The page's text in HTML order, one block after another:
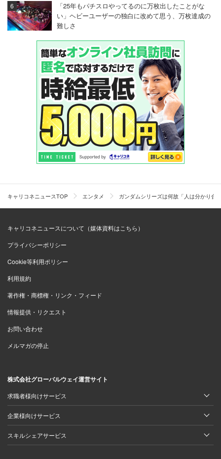
「25年もパチスロやってるのに万枚出したことがな
い」ヘビーユーザーの独白に改めて思う、万枚達成の
難しさ
キャリコネニュースTOP エンタメ ガンダムシリーズは何故「人は分かり合
キャリコネニュースについて（媒体資料はこちら）
プライバシーポリシー
Cookie等利用ポリシー
利用規約
著作権・商標権・リンク・フィード
情報提供・リクエスト
お問い合わせ
メルマガの停止
株式会社グローバルウェイ運営サイト
求職者様向けサービス
企業様向けサービス
スキルシェアサービス